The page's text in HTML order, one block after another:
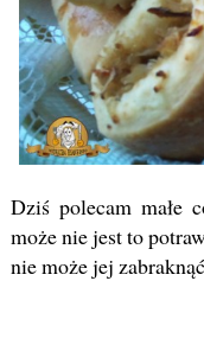
Dziś polecam małe
może nie jest to
nie może jej